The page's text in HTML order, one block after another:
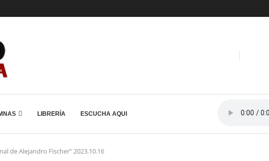
LIBRERÍA ESCUCHA AQUI
de Alejandro Fischer” 2023.10.16